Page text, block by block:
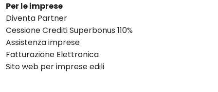
Per le imprese
Diventa Partner
Cessione Crediti Superbonus 110%
Assistenza imprese
Fatturazione Elettronica
Sito web per imprese edili